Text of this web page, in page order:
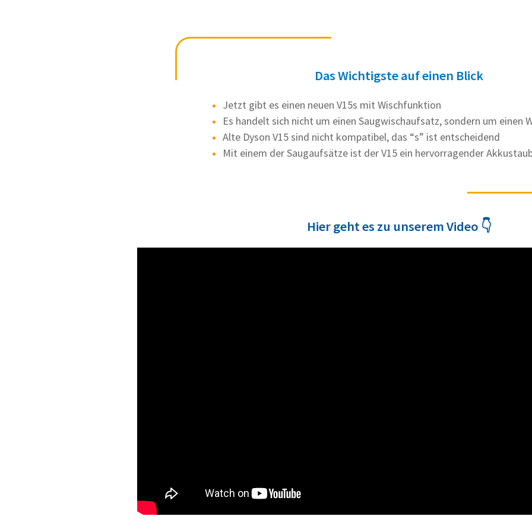
Das Wichtigste auf einen Blick
Jetzt gibt es einen neuen V15s mit Wischfunktion
Es handelt sich nicht um einen Saugwischaufsatz, sondern um einen
Alte Dyson V15 sind nicht kompatibel, das “s” ist entscheidend
Mit einem der Saugaufsätze ist der V15 ein hervorragender
Hier geht es zu unserem Video 👇